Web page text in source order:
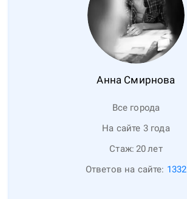
Анна Смирнова
Все города
На сайте 3 года
Стаж: 20лет
Ответов на сайте: 1332